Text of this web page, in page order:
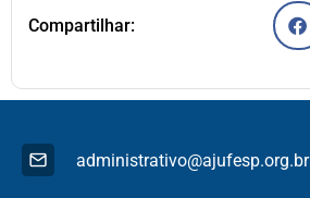
Compartilhar:
administrativo@ajufesp.org.br